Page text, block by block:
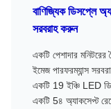
বাণিজ্যিক ডিসপ্লে
সরবরাহ করুন
একটি পেশাদার মনিটরের
ইমেজ পারফরম্যান্স
একটি 19 ইঞ্চি LED
একটি 5৪ অ্যাকসেপ্ট